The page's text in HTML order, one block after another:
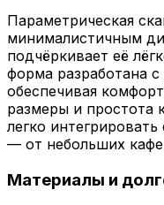
Параметрическая
минималистичным
подчёркивает её
форма разработана
обеспечивая
размеры и простота
легко
— от небольших
Материалы и